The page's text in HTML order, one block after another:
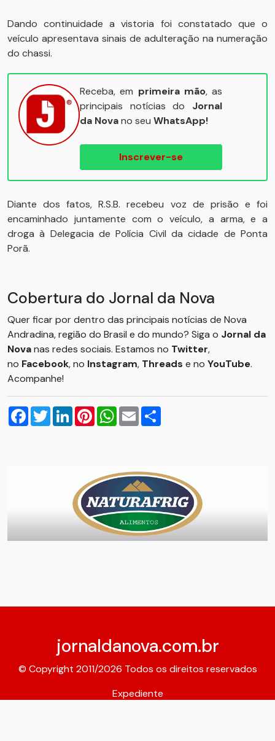
Dando continuidade a vistoria foi constatado que o
veículo apresentava sinais de adulteração na numeração
do chassi.
Receba, em primeira mão, as
principais notícias do Jornal
da Novano seu WhatsApp!
Inscrever-se
Diante dos fatos, R.S.B. recebeu voz de prisão e foi
encaminhado juntamente com o veículo, a arma, e a
droga à Delegacia de Polícia Civil da cidade de Ponta
Porã.
Cobertura do Jornal da Nova
Quer ficar por dentro das principais notícias de Nova
Andradina, região do Brasil e do mundo? Siga o Jornal da
Novanas redes sociais. Estamos no Twitter,
no Facebook, no Instagram, Threads e no YouTube.
Acompanhe!
Facebook
TwitterLinkedInPinterestWhatsApp
Email
jornaldanova.com.br
© Copyright 2011/2026 Todos os direitos reservados
Expediente